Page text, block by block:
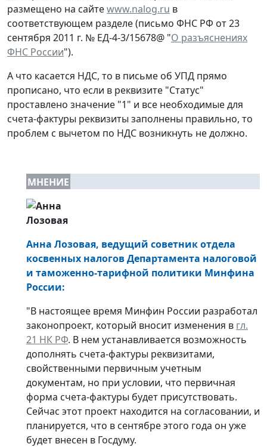
размещено на сайтеwww.nalog.ru в
соответствующем разделе (письмо ФНС РФ от 23
сентября 2011 г. № ЕД-4-3/15678@ "О разъяснениях
ФНС России").
А что касается НДС, то в письме об УПД прямо
прописано, что если в реквизите "Статус"
проставлено значение "1" и все необходимые для
счета-фактуры реквизиты заполнены правильно, то
проблем с вычетом по НДС возникнуть не должно.
МНЕНИЕ
Анна Лозовая, ведущий советник отдела
косвенных налогов Департамента налоговой
и таможенно-тарифной политики Минфина
России:
"В настоящее время Минфин России разработал
законопроект, который вносит изменения в гл.
21 НК РФ. В нем устанавливается возможность
дополнять счета-фактуры реквизитами,
свойственными первичным учетным
документам, но при условии, что первичная
форма счета-фактуры будет присутствовать.
Сейчас этот проект находится на согласовании, и
планируется, что в сентябре этого года он уже
будет внесен в Госдуму.